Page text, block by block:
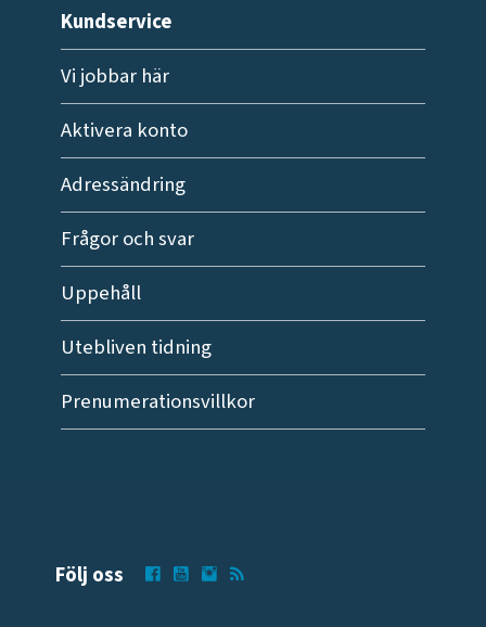
Kundservice
Vi jobbar här
Aktivera konto
Adressändring
Frågor och svar
Uppehåll
Utebliven tidning
Prenumerationsvillkor
Följ oss